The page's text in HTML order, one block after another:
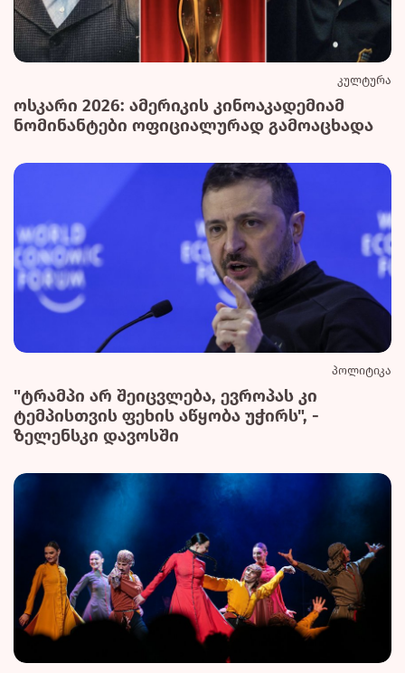
კულტურა
ოსკარი 2026: ამერიკის კინოაკადემიამ
ნომინანტები ოფიციალურად გამოაცხადა
პოლიტიკა
"ტრამპი არ შეიცვლება, ევროპას კი
ტემპისთვის ფეხის აწყობა უჭირს", -
ზელენსკი დავოსში